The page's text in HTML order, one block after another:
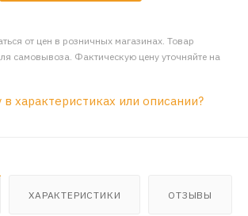
от цен в розничных магазинах. Товар
самовывоза. Фактическую цену уточняйте на
характеристиках или описании?
ХАРАКТЕРИСТИКИ ОТЗЫВЫ